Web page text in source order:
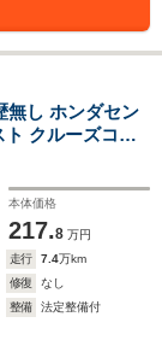
し ホンダセン
クルーズコン
ラレコ前後
本体価格
217.8 万円
走行 7.4万km
修復
なし
整備
法定整備付